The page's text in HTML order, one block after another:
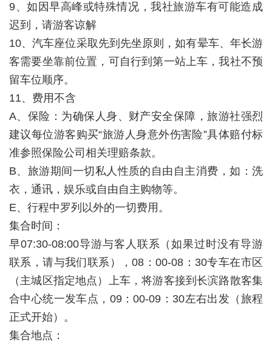
9、如因早高峰或特殊情况，我社旅游车有可能造成
迟到，请游客谅解
10、汽车座位采取先到先坐原则，如有晕车、年长游
客需要坐靠前位置，可自行到第一站上车，我社不预
留车位顺序。
11、费用不含
A、保险：为确保人身、财产安全保障，旅游社强烈
建议每位游客购买“旅游人身意外伤害险”具体赔付标
准参照保险公司相关理赔条款。
B、旅游期间一切私人性质的自由自主消费，如：洗
衣，通讯，娱乐或自由自主购物等。
E、行程中罗列以外的一切费用。
集合时间：
早07:30-08:00导游与客人联系（如果过时没有导游
联系，请与我们联系），08：00-08：30专车在市区
（主城区指定地点）上车，将游客接到长滨路散客集
合中心统一发车点，09：00-09：30左右出发（旅程
正式开始）。
集合地点：